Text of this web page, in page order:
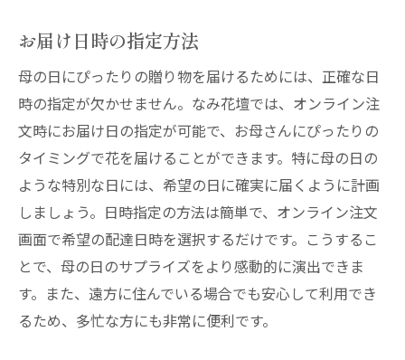
お届け日時の指定方法
母の日にぴったりの贈り物を届けるためには、正確な日
時の指定が欠かせません。なみ花壇では、オンライン注
文時にお届け日の指定が可能で、お母さんにぴったりの
タイミングで花を届けることができます。特に母の日の
ような特別な日には、希望の日に確実に届くように計画
しましょう。日時指定の方法は簡単で、オンライン注文
画面で希望の配達日時を選択するだけです。こうするこ
とで、母の日のサプライズをより感動的に演出できま
す。また、遠方に住んでいる場合でも安心して利用でき
るため、多忙な方にも非常に便利です。